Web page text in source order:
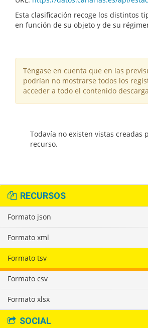
Esta clasificación recoge los distintos
en función de su objeto y de su
Téngase en cuenta que en las
podrían no mostrarse todos los
acceder a todo el contenido
Todavía no existen vistas creadas
recurso.
RECURSOS
Formato json
Formato xml
Formato tsv
Formato csv
Formato xlsx
SOCIAL